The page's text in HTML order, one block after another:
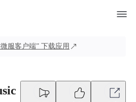
服客户端” 下载应用